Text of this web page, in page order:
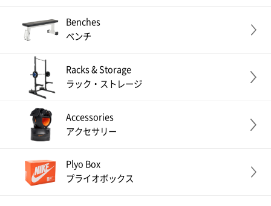
Benches
ベンチ
Racks & Storage
ラック・ストレージ
Accessories
アクセサリー
Plyo Box
プライオボックス